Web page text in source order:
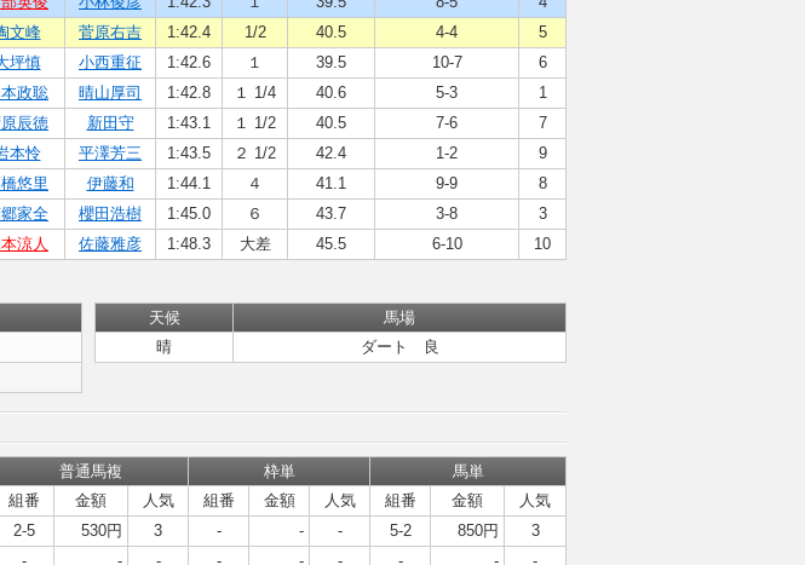
文峰 菅原右吉 1:42.4 1/2 40.5 4-4
5
坪慎 小西重征 1:42.6 １ 39.5 10-7
6
政聡 晴山厚司 1:42.8 １ 1/4 40.6 5-3
1
辰徳 新田守 1:43.1 １ 1/2 40.5 7-6
7
本怜 平澤芳三 1:43.5 ２ 1/2 42.4 1-2
9
悠里 伊藤和 1:44.1 ４ 41.1 9-9
8
家全 櫻田浩樹 1:45.0 ６ 43.7 3-8
3
涼人 佐藤雅彦 1:48.3 大差 45.5 6-10 10
天候
馬場
晴
ダート 良
普通馬複 枠単
馬単
組番 金額 人気 組番 金額 人気 組番 金額
人気
2-5 530円 3 - - - 5-2 850円
3
- - - - - - - -
-